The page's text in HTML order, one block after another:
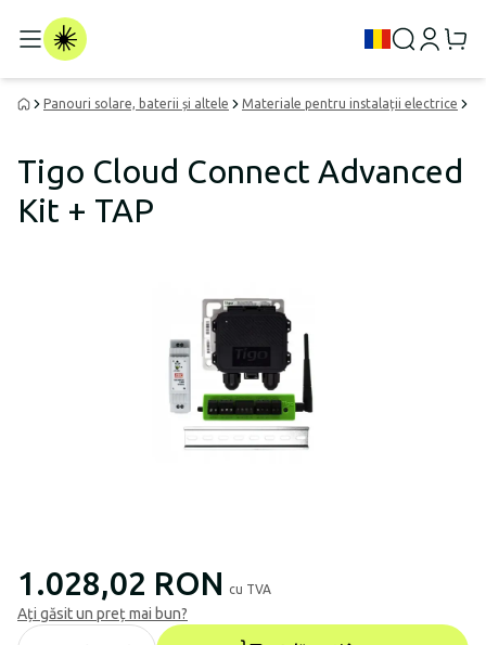
Panouri solare, baterii și altele Materiale pentru instalații electrice
Tigo Cloud Connect Advanced
Kit + TAP
1.028,02 RON cu TVA
Ați găsit un preț mai bun?